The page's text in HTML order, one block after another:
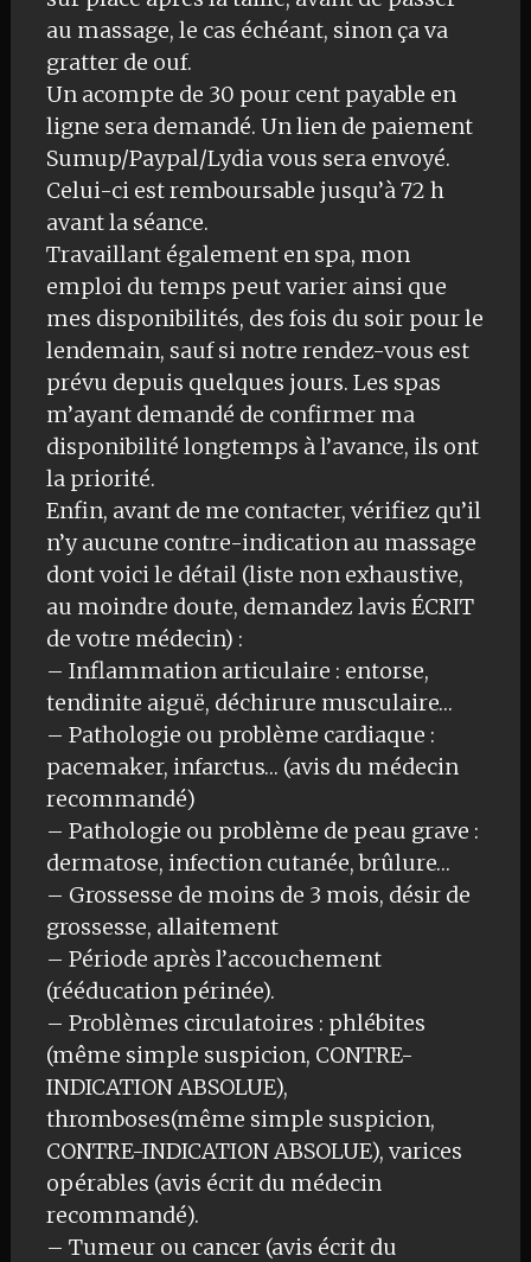
au massage, le cas échéant, sinon ça va
gratter de ouf.
Un acompte de 30 pour cent payable en
ligne sera demandé. Un lien de paiement
Sumup/Paypal/Lydia vous sera envoyé.
Celui-ci est remboursable jusqu’à 72 h
avant la séance.
Travaillant également en spa, mon
emploi du temps peut varier ainsi que
mes disponibilités, des fois du soir pour le
lendemain, sauf si notre rendez-vous est
prévu depuis quelques jours. Les spas
m’ayant demandé de confirmer ma
disponibilité longtemps à l’avance, ils ont
la priorité.
Enfin, avant de me contacter, vérifiez qu’il
n’y aucune contre-indication au massage
dont voici le détail (liste non exhaustive,
au moindre doute, demandez lavis ÉCRIT
de votre médecin) :
– Inflammation articulaire : entorse,
tendinite aiguë, déchirure musculaire…
– Pathologie ou problème cardiaque :
pacemaker, infarctus… (avis du médecin
recommandé)
– Pathologie ou problème de peau grave :
dermatose, infection cutanée, brûlure…
– Grossesse de moins de 3 mois, désir de
grossesse, allaitement
– Période après l’accouchement
(rééducation périnée).
– Problèmes circulatoires : phlébites
(même simple suspicion, CONTRE-
INDICATION ABSOLUE),
thromboses(même simple suspicion,
CONTRE-INDICATION ABSOLUE), varices
opérables (avis écrit du médecin
recommandé).
– Tumeur ou cancer (avis écrit du